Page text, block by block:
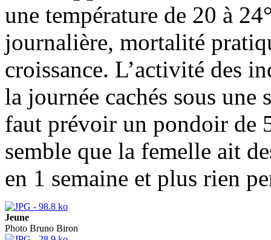
une température de 20 à
journalière, mortalité
croissance. L’activité des
la journée cachés sous
faut prévoir un pondoir de
semble que la femelle ait
en 1 semaine et plus rien
Jeune
Photo Bruno Biron